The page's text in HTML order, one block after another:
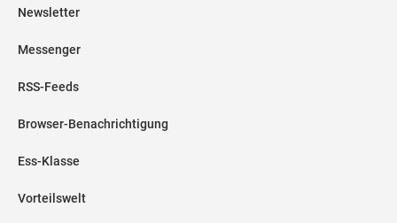
Newsletter
Messenger
RSS-Feeds
Browser-Benachrichtigung
Ess-Klasse
Vorteilswelt